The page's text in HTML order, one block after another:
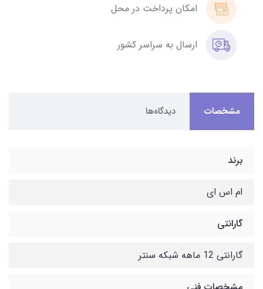
امکان پرداخت در محل
ارسال به سراسر کشور
مشخصات دیدگاه‌ها
برند
ام اس ای
گارانتی
گارانتی 12 ماهه شبکه سنتر